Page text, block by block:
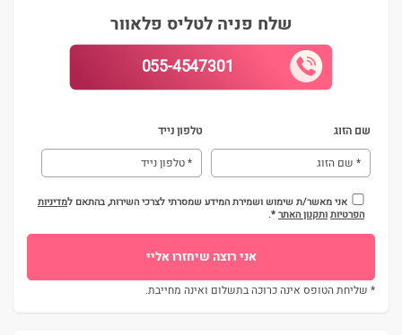
שלח פניה לטליס פלאוור
055-4547301
שם הזוג טלפון נייד
אני מאשר/ת שימוש ושמירת המידע שמסרתי לצרכי השירות, בהתאם למדיניות
הפרטיותותקנון האתר*.
* שליחת הטופס אינה כרוכה בתשלום ואינה מחייבת.